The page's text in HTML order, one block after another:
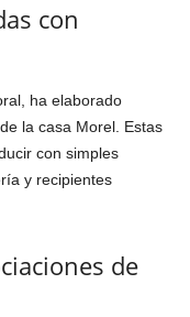
con
ha elaborado
la casa Morel. Estas
con simples
y recipientes
de